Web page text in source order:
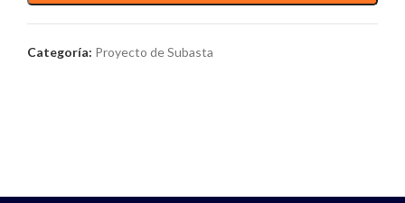
Categoría: Proyecto de Subasta